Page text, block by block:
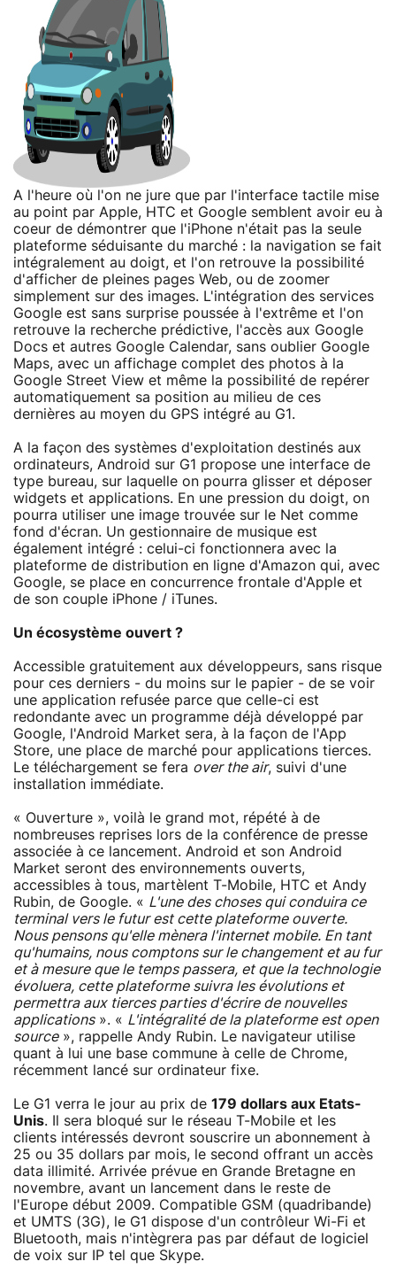
A l'heure où l'on ne jure que par l'interface tactile mise
au point par Apple, HTC et Google semblent avoir eu à
coeur de démontrer que l'iPhone n'était pas la seule
plateforme séduisante du marché : la navigation se fait
intégralement au doigt, et l'on retrouve la possibilité
d'afficher de pleines pages Web, ou de zoomer
simplement sur des images. L'intégration des services
Google est sans surprise poussée à l'extrême et l'on
retrouve la recherche prédictive, l'accès aux Google
Docs et autres Google Calendar, sans oublier Google
Maps, avec un affichage complet des photos à la
Google Street View et même la possibilité de repérer
automatiquement sa position au milieu de ces
dernières au moyen du GPS intégré au G1.
A la façon des systèmes d'exploitation destinés aux
ordinateurs, Android sur G1 propose une interface de
type bureau, sur laquelle on pourra glisser et déposer
widgets et applications. En une pression du doigt, on
pourra utiliser une image trouvée sur le Net comme
fond d'écran. Un gestionnaire de musique est
également intégré : celui-ci fonctionnera avec la
plateforme de distribution en ligne d'Amazon qui, avec
Google, se place en concurrence frontale d'Apple et
de son couple iPhone / iTunes.
Un écosystème ouvert ?
Accessible gratuitement aux développeurs, sans risque
pour ces derniers - du moins sur le papier - de se voir
une application refusée parce que celle-ci est
redondante avec un programme déjà développé par
Google, l'Android Market sera, à la façon de l'App
Store, une place de marché pour applications tierces.
Le téléchargement se fera over the air, suivi d'une
installation immédiate.
« Ouverture », voilà le grand mot, répété à de
nombreuses reprises lors de la conférence de presse
associée à ce lancement. Android et son Android
Market seront des environnements ouverts,
accessibles à tous, martèlent T-Mobile, HTC et Andy
Rubin, de Google. « L'une des choses qui conduira ce
terminal vers le futur est cette plateforme ouverte.
Nous pensons qu'elle mènera l'internet mobile. En tant
qu'humains, nous comptons sur le changement et au fur
et à mesure que le temps passera, et que la technologie
évoluera, cette plateforme suivra les évolutions et
permettra aux tierces parties d'écrire de nouvelles
applications». « L'intégralité de la plateforme est open
source», rappelle Andy Rubin. Le navigateur utilise
quant à lui une base commune à celle de Chrome,
récemment lancé sur ordinateur fixe.
Le G1 verra le jour au prix de 179 dollars aux Etats-
Unis. Il sera bloqué sur le réseau T-Mobile et les
clients intéressés devront souscrire un abonnement à
25 ou 35 dollars par mois, le second offrant un accès
data illimité. Arrivée prévue en Grande Bretagne en
novembre, avant un lancement dans le reste de
l'Europe début 2009. Compatible GSM (quadribande)
et UMTS (3G), le G1 dispose d'un contrôleur Wi-Fi et
Bluetooth, mais n'intègrera pas par défaut de logiciel
de voix sur IP tel que Skype.